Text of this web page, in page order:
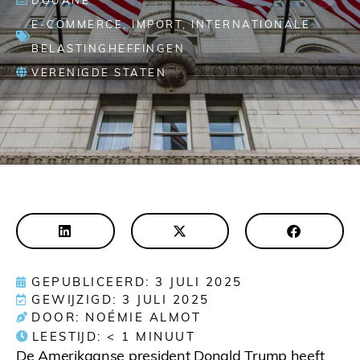
E-COMMERCE,IMPORT,INTERNATIONALE
BELASTINGHEFFINGEN
VERENIGDE STATEN
GEPUBLICEERD: 3 JULI 2025
GEWIJZIGD: 3 JULI 2025
DOOR: NOÉMIE ALMOT
LEESTIJD: < 1 MINUUT
De Amerikaanse president Donald Trump heeft